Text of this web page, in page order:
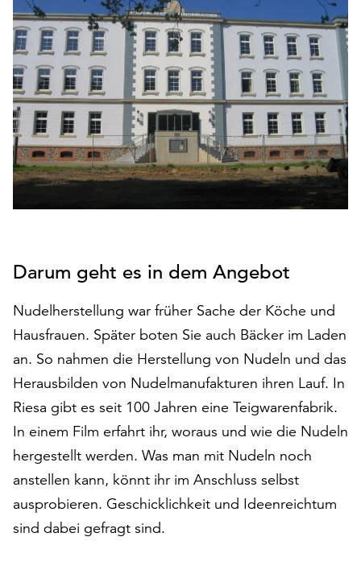
den
Betrieb
der
Seite
notwendig
sind
(funktionale
Cookies),
sowie
solche,
Statistikzwecken
werden.
Klicken
Sie
auf
akzeptieren“,
um
alle
Cookies
zu
akzeptieren.
Sie
Darum geht es in dem Angebot
Nudelherstellung war früher Sache der Köche und
Hausfrauen. Später boten Sie auch Bäcker im Laden
an. So nahmen die Herstellung von Nudeln und das
Herausbilden von Nudelmanufakturen ihren Lauf. In
Riesa gibt es seit 100 Jahren eine Teigwarenfabrik.
In einem Film erfahrt ihr, woraus und wie die Nudeln
hergestellt werden. Was man mit Nudeln noch
anstellen kann, könnt ihr im Anschluss selbst
ausprobieren. Geschicklichkeit und Ideenreichtum
sind dabei gefragt sind.